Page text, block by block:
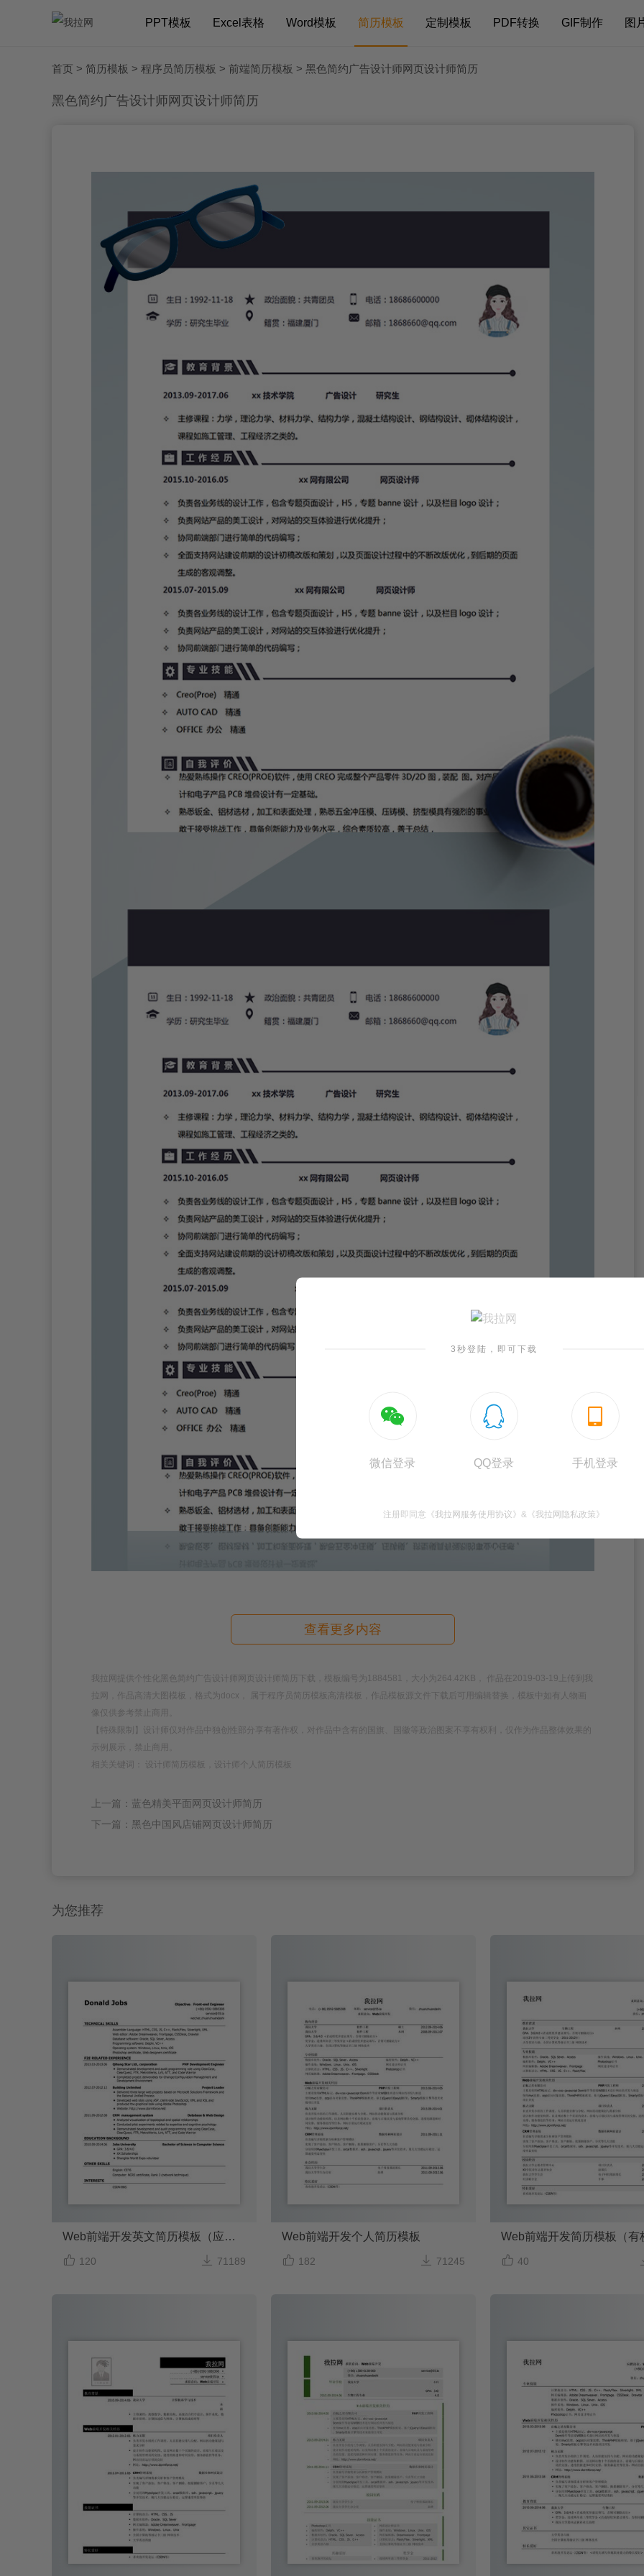
PPT模板 Excel表格 Word模板 简历模板 定制模板 PDF转换 GIF制作 图
首页 > 简历模板 > 程序员简历模板 > 前端简历模板 > 黑色简约广告设计师网页设计师简历
黑色简约广告设计师网页设计师简历
查看更多内容
我拉网提供个性化黑色简约广告设计师网页设计师简历下载，模板编号为1884581，大小为264.42KB， 作品在2019-03-19上传到我
拉网，作品高清大图模板，格式为docx， 属于程序员简历模板高清模板，作品模板源文件下载后可用编辑替换，模板中如有人物画
像仅供参考禁止商用。
【特殊限制】设计师仅对作品中独创性部分享有著作权，对作品中含有的国旗、国徽等政治图案不享有权利，仅作为作品整体效果的
示例展示，禁止商用。
相关关键词： 设计师简历模板，设计师个人简历模板
上一篇：蓝色精美平面网页设计师简历
下一篇：黑色中国风店铺网页设计师简历
为您推荐
Web前端开发英文简历模板（应届生初级岗位）
 120  71189
Web前端开发个人简历模板
 182  71245  40
3秒登陆，即可下载

微信登录

QQ登录

手机登录
注册即同意 《我拉网服务使用协议》 & 《我拉网隐私政策》